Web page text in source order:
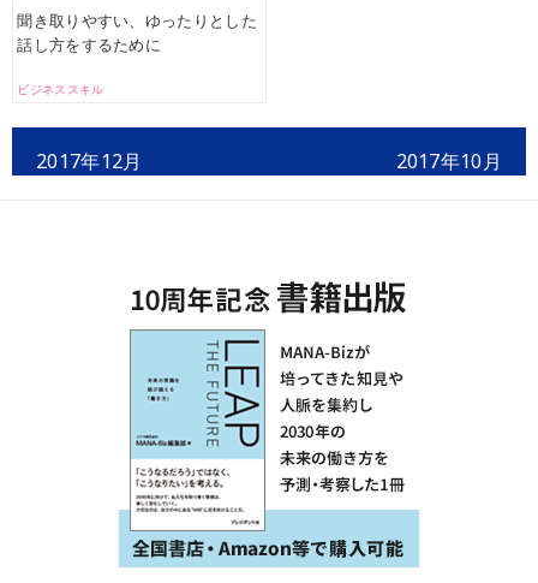
聞き取りやすい、ゆったりとした
話し方をするために
ビジネススキル
2017年12月 2017年10月